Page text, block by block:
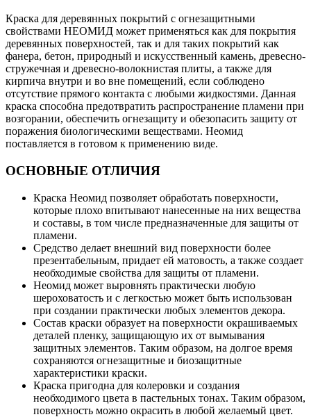
Краска для деревянных покрытий с огнезащитными
свойствами НЕОМИД может применяться как для покрытия
деревянных поверхностей, так и для таких покрытий как
фанера, бетон, природный и искусственный камень, древесно-
стружечная и древесно-волокнистая плиты, а также для
кирпича внутри и во вне помещений, если соблюдено
отсутствие прямого контакта с любыми жидкостями. Данная
краска способна предотвратить распространение пламени при
возгорании, обеспечить огнезащиту и обезопасить защиту от
поражения биологическими веществами. Неомид
поставляется в готовом к применению виде.
ОСНОВНЫЕ ОТЛИЧИЯ
Краска Неомид позволяет обработать поверхности,
которые плохо впитывают нанесенные на них вещества
и составы, в том числе предназначенные для защиты от
пламени.
Средство делает внешний вид поверхности более
презентабельным, придает ей матовость, а также создает
необходимые свойства для защиты от пламени.
Неомид может выровнять практически любую
шероховатость и с легкостью может быть использован
при создании практически любых элементов декора.
Состав краски образует на поверхности окрашиваемых
деталей пленку, защищающую их от вымывания
защитных элементов. Таким образом, на долгое время
сохраняются огнезащитные и биозащитные
характеристики краски.
Краска пригодна для колеровки и создания
необходимого цвета в пастельных тонах. Таким образом,
поверхность можно окрасить в любой желаемый цвет.